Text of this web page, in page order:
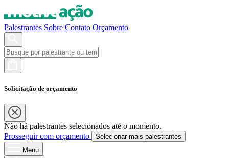
Palestrantes Sobre Contato Orçamento
Solicitação de orçamento
Não há palestrantes selecionados até o momento.
Prosseguir com orçamento
Selecionar mais palestrantes
Menu